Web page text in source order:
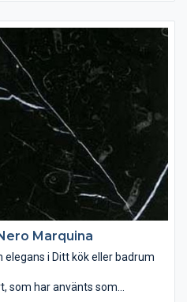
ett mjukt och lyxigt intryck.
marmor som
eller som fönsterbräda. Det
mönster när det gäller marmor
och prickiga. Vanligen är
dessutom mindre porösa,
och fläckar. Behandling av sten
skydda bänkskivan mot fläckar
Marquina
elegans i Ditt kök eller badrum
som har använts som